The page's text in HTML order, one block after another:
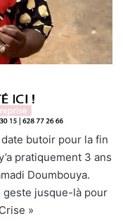
butoir pour la fin
pratiquement 3 ans
Doumbouya.
geste jusque-là pour
»